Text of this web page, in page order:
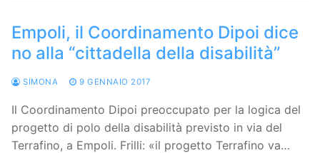
Empoli, il Coordinamento Dipoi dice
no alla “cittadella della disabilità”
SIMONA 9 GENNAIO 2017
Il Coordinamento Dipoi preoccupato per la logica del
progetto di polo della disabilità previsto in via del
Terrafino, a Empoli. Frilli: «il progetto Terrafino va…